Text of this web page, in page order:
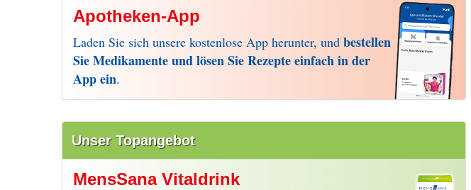
Apotheken-App
Laden Sie sich unsere kostenlose App herunter, und bestellen
Sie Medikamente und lösen Sie Rezepte einfach in der
App ein.
Unser Topangebot
MensSana Vitaldrink